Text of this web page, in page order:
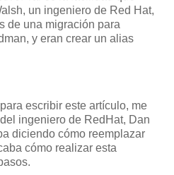
un ingeniero de Red Hat,
de una migración para
y eran crear un alias
escribir este artículo, me
ingeniero de RedHat, Dan
diciendo cómo reemplazar
cómo realizar esta